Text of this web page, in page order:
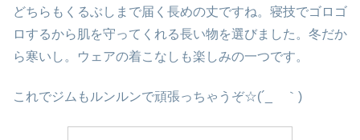
どちらもくるぶしまで届く長めの丈ですね。寝技でゴロゴ
ロするから肌を守ってくれる長い物を選びました。冬だか
ら寒いし。ウェアの着こなしも楽しみの一つです。
これでジムもルンルンで頑張っちゃうぞ☆(´_ゝ｀)